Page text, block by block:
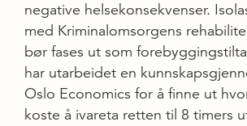
negative helsekonsekvenser.
med Kriminalomsorgens
bør fases ut som
har utarbeidet en
Oslo Economics for å finne ut
koste å ivareta retten til 8 timers